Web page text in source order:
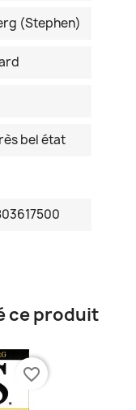
(Stephen)
bel état
ce produit
favorite_border